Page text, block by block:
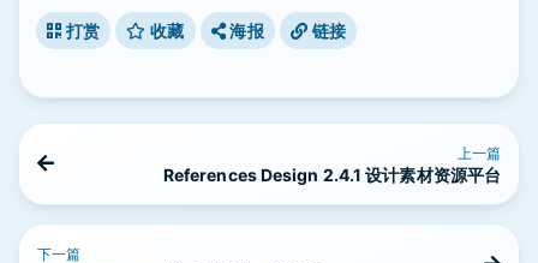
打赏 收藏 海报 链接
上一篇
References Design 2.4.1 设计素材资源平台
下一篇